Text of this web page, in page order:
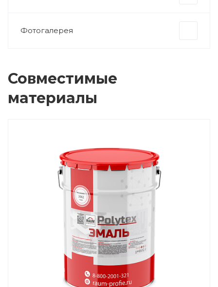
Фотогалерея
Совместимые
материалы